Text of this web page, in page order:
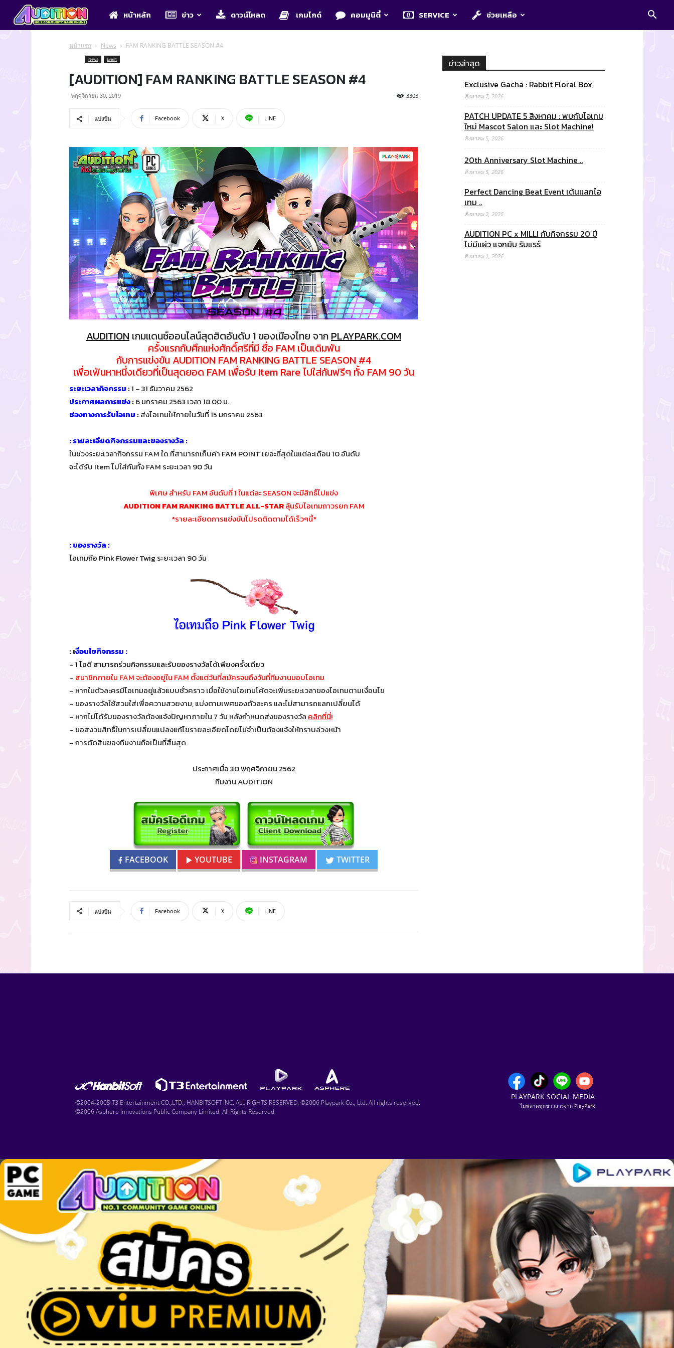
Auditionหน้าหลัก ข่าว ดาวน์โหลด เกมไกด์ คอมมูนิตี้ SERVICE ช่วยเหลือ
หน้าแรก News FAM RANKING BATTLE SEASON #4
News Event
[AUDITION] FAM RANKING BATTLE SEASON #4
พฤศจิกายน 30, 2019 3303
แบ่งปัน Facebook X LINE
AUDITION เกมแดนซ์ออนไลน์สุดฮิตอันดับ 1 ของเมืองไทย จากPLAYPARK.COM
ครั้งแรกกับศึกแห่งศักดิ์ศรีที่มี ชื่อ FAM เป็นเดิมพัน
กับการแข่งขัน AUDITION FAM RANKING BATTLE SEASON #4
เพื่อเฟ้นหาหนึ่งเดียวที่เป็นสุดยอด FAM เพื่อรับ Item Rare ไปใส่กันฟรีๆ ทั้ง FAM 90 วัน
ระยะเวลากิจกรรม :1 – 31 ธันวาคม 2562
ประกาศผลการแข่ง:6 มกราคม 2563 เวลา 18.00 น.
ช่องทางการรับไอเทม :ส่งไอเทมให้ภายในวันที่ 15 มกราคม 2563
: รายละเอียดกิจกรรมและของรางวัล :
ในช่วงระยะเวลากิจกรรม FAM ใด ที่สามารถเก็บค่า FAM POINT เยอะที่สุดในแต่ละเดือน 10 อันดับ
จะได้รับ Item ไปใส่กันทั้ง FAM ระยะเวลา 90 วัน
พิเศษ สำหรับ FAM อันดับที่ 1 ในแต่ละ SEASON จะมีสิทธิ์ไปแข่ง
AUDITION FAM RANKING BATTLE ALL-STARลุ้นรับไอเทมถาวรยก FAM
*รายละเอียดการแข่งขันโปรดติดตามได้เร็วๆนี้*
: ของรางวัล :
ไอเทมถือ Pink Flower Twig ระยะเวลา 90 วัน
: เงื่อนไขกิจกรรม :
– 1 ไอดี สามารถร่วมกิจกรรมและรับของรางวัลได้เพียงครั้งเดียว
– สมาชิกภายใน FAM จะต้องอยู่ใน FAM ตั้งแต่วันที่สมัครจนถึงวันที่ทีมงานมอบไอเทม
– หากในตัวละครมีไอเทมอยู่แล้วแบบชั่วคราว เมื่อใช้งานไอเทมโค้ดจะเพิ่มระยะเวลาของไอเทมตามเงื่อนไข
– ของรางวัลใช้สวมใส่เพื่อความสวยงาม, แบ่งตามเพศของตัวละคร และไม่สามารถแลกเปลี่ยนได้
– หากไม่ได้รับของรางวัลต้องแจ้งปัญหาภายใน 7 วัน หลังกำหนดส่งของรางวัล คลิกที่นี่!
– ขอสงวนสิทธิ์ในการเปลี่ยนแปลงแก้ไขรายละเอียดโดยไม่จำเป็นต้องแจ้งให้ทราบล่วงหน้า
– การตัดสินของทีมงานถือเป็นที่สิ้นสุด
ประกาศเมื่อ 30 พฤศจิกายน 2562
ทีมงาน AUDITION
FACEBOOK YOUTUBE INSTAGRAM TWITTER
แบ่งปัน Facebook X LINE
ข่าวล่าสุด
Exclusive Gacha : Rabbit Floral Box
สิงหาคม 7, 2026
PATCH UPDATE 5 สิงหาคม : พบกับไอเทม
ใหม่ Mascot Salon และ Slot Machine!
สิงหาคม 5, 2026
20th Anniversary Slot Machine ..
สิงหาคม 5, 2026
Perfect Dancing Beat Event เต้นแลกไอ
เทม ..
สิงหาคม 2, 2026
AUDITION PC x MILLI กับกิจกรรม 20 ปี
ไม่มีแผ่ว แจกยับ รับแรร์
สิงหาคม 1, 2026
PLAYPARK SOCIAL MEDIA
ไม่พลาดทุกข่าวสารจาก PlayPark
©2004-2005 T3 Entertainment CO.,LTD., HANBITSOFT INC. ALL RIGHTS RESERVED. ©2006 Playpark Co., Ltd. All rights reserved.
©2006 Asphere Innovations Public Company Limited. All Rights Reserved.